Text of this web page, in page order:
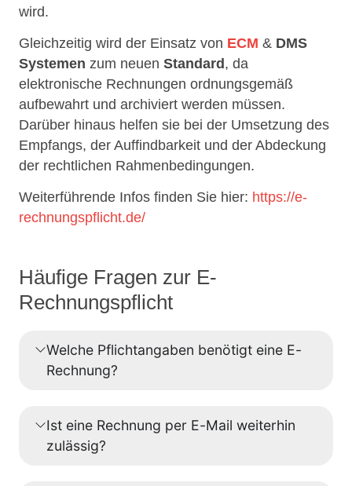
wird.
Gleichzeitig wird der Einsatz von ECM & DMS
Systemen zum neuen Standard, da
elektronische Rechnungen ordnungsgemäß
aufbewahrt und archiviert werden müssen.
Darüber hinaus helfen sie bei der Umsetzung des
Empfangs, der Auffindbarkeit und der Abdeckung
der rechtlichen Rahmenbedingungen.
Weiterführende Infos finden Sie hier: https://e-
rechnungspflicht.de/
Häufige Fragen zur E-
Rechnungspflicht
Welche Pflichtangaben benötigt eine E-
Rechnung?
Ist eine Rechnung per E-Mail weiterhin
zulässig?